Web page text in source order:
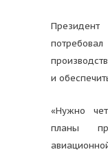
и
«Нужно
планы